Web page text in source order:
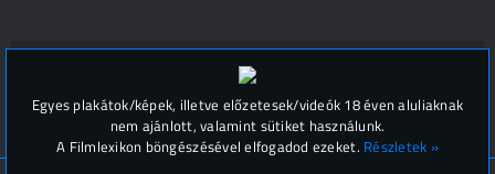
Hozzászólások (
Egyes plakátok/képek, illetve előzetesek/videók 18 éven aluliaknak
nem ajánlott, valamint sütiket használunk.
A Filmlexikon böngészésével elfogadod ezeket. Részletek »